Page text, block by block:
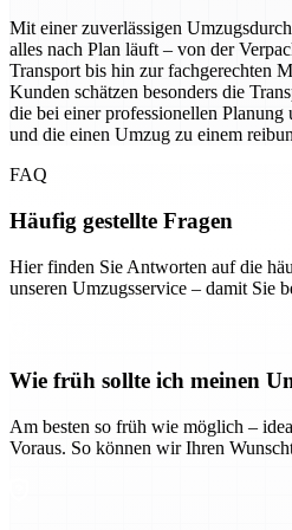
Mit einer zuverlässigen
alles nach Plan läuft – von der
Transport bis hin zur fachgerechten
Kunden schätzen besonders die
die bei einer professionellen
und die einen Umzug zu einem
FAQ
Häufig gestellte Fragen
Hier finden Sie Antworten auf die
unseren Umzugsservice – damit Sie
Wie früh sollte ich meinen
Am besten so früh wie möglich –
Voraus. So können wir Ihren